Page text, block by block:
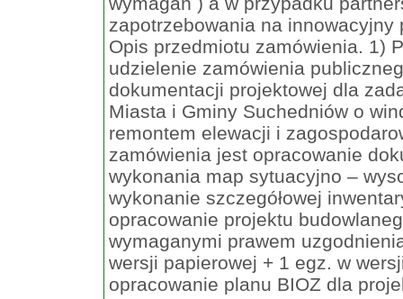
zapotrzebowania na innowacyjny
Opis przedmiotu zamówienia. 1)
udzielenie zamówienia
dokumentacji projektowej dla
Miasta i Gminy Suchedniów o
remontem elewacji i
zamówienia jest opracowanie
wykonania map sytuacyjno –
wykonanie szczegółowej
opracowanie projektu
wymaganymi prawem
wersji papierowej + 1 egz. w
opracowanie planu BIOZ dla